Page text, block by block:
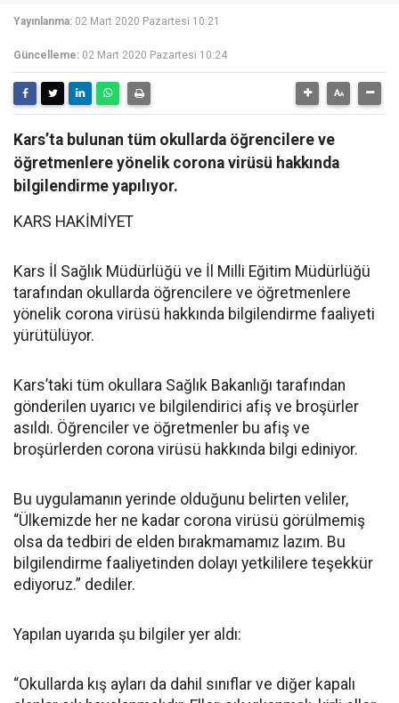
Yayınlanma: 02 Mart 2020 Pazartesi 10:21
Güncelleme: 02 Mart 2020 Pazartesi 10:24
Kars’ta bulunan tüm okullarda öğrencilere ve
öğretmenlere yönelik corona virüsü hakkında
bilgilendirme yapılıyor.
KARS HAKİMİYET
Kars İl Sağlık Müdürlüğü ve İl Milli Eğitim Müdürlüğü
tarafından okullarda öğrencilere ve öğretmenlere
yönelik corona virüsü hakkında bilgilendirme faaliyeti
yürütülüyor.
Kars’taki tüm okullara Sağlık Bakanlığı tarafından
gönderilen uyarıcı ve bilgilendirici afiş ve broşürler
asıldı. Öğrenciler ve öğretmenler bu afiş ve
broşürlerden corona virüsü hakkında bilgi ediniyor.
Bu uygulamanın yerinde olduğunu belirten veliler,
“Ülkemizde her ne kadar corona virüsü görülmemiş
olsa da tedbiri de elden bırakmamamız lazım. Bu
bilgilendirme faaliyetinden dolayı yetkililere teşekkür
ediyoruz.” dediler.
Yapılan uyarıda şu bilgiler yer aldı:
“Okullarda kış ayları da dahil sınıflar ve diğer kapalı